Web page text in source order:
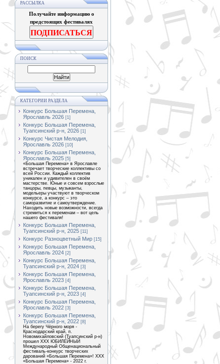
РАССЫЛКА
Получайте информацию о
предстоящих фестивалях
ПОДПИСАТЬСЯ
ПОИСК
КАТЕГОРИИ РАЗДЕЛА
Конкурс Большая Перемена,
Ярославль 2026 [1]
Конкурс Большая Перемена,
Туапсинский р-н, 2026 [1]
Конкурс Чистая Мелодия,
Ярославль 2026 [10]
Конкурс Большая Перемена,
Ярославль 2025 [5]
«Большая Перемена» в Ярославле
встречает творческие коллективы со
всей России. Каждый коллектив
уникален и удивителен в своём
мастерстве. Юные и совсем взрослые
танцоры, певцы, музыканты,
модельеры участвуют в творческом
конкурсе, а конкурс – это
саморазвитие и самоутверждение.
Находить новые возможности, всегда
стремиться к переменам – вот цель
нашего фестиваля!
Конкурс Большая Перемена,
Туапсинский р-н, 2025 [11]
Конкурс Разноцветный Мир [15]
Конкурс Большая Перемена,
Ярославль 2024 [2]
Конкурс Большая Перемена,
Туапсинский р-н, 2024 [3]
Конкурс Большая Перемена,
Ярославль 2023 [4]
Конкурс Большая Перемена,
Туапсинский р-н, 2023 [4]
Конкурс Большая Перемена,
Ярославль 2022 [3]
Конкурс Большая Перемена,
Туапсинский р-н, 2022 [8]
На берегу Чёрного моря -
Краснодарский край, п.
Новомихайловский (Туапсинский р-н)
прошел XXX ЮБИЛЕЙНЫЙ
Международный Общенациональный
фестиваль-конкурс творческих
дарований «Большая Перемена»! XXX
«Большая Перемена» - 2022 г.